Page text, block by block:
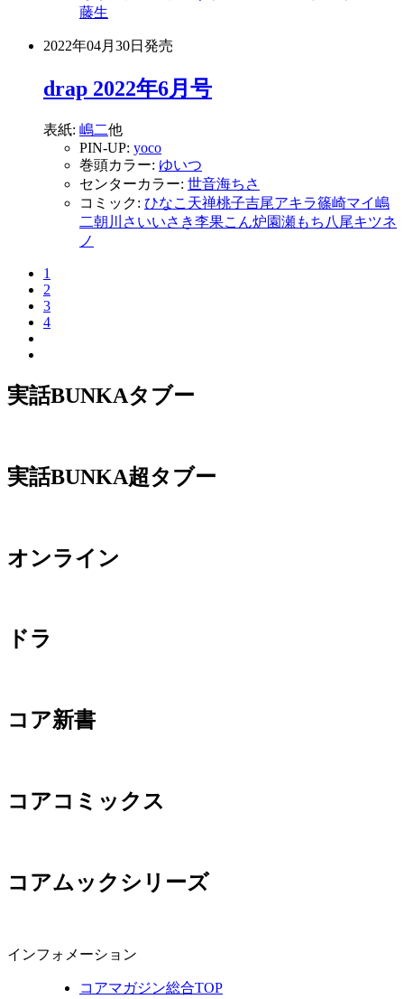
藤生
2022年04月30日 発売
drap 2022年6月号
表紙: 嶋二他
PIN-UP: yoco
巻頭カラー: ゆいつ
センターカラー: 世音海ちさ
コミック: ひなこ 天禅桃子吉尾アキラ篠崎マイ嶋
二朝川さいいさき李果こん炉園瀬もち 八尾キツネ
ノ
1
2
3
4
実話BUNKAタブー
実話BUNKA超タブー
オンライン
ドラ
コア新書
コアコミックス
コアムックシリーズ
インフォメーション
コアマガジン総合TOP